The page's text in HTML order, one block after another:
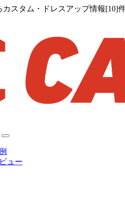
スタム・ドレスアップ情報[10]
ュー